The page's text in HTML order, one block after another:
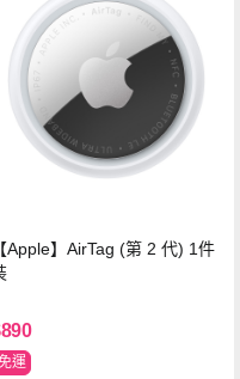
【Apple】AirTag (第 2 代) 1件
運